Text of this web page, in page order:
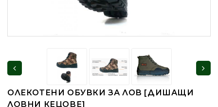
ОЛЕКОТЕНИ ОБУВКИ ЗА ЛОВ [ДИШАЩИ
ЛОВНИ КЕЦОВЕ]